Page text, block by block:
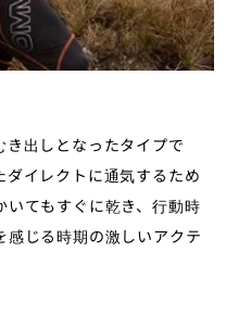
出しとなったタイプで
イレクトに通気するため
てもすぐに乾き、行動時
感じる時期の激しいアクテ